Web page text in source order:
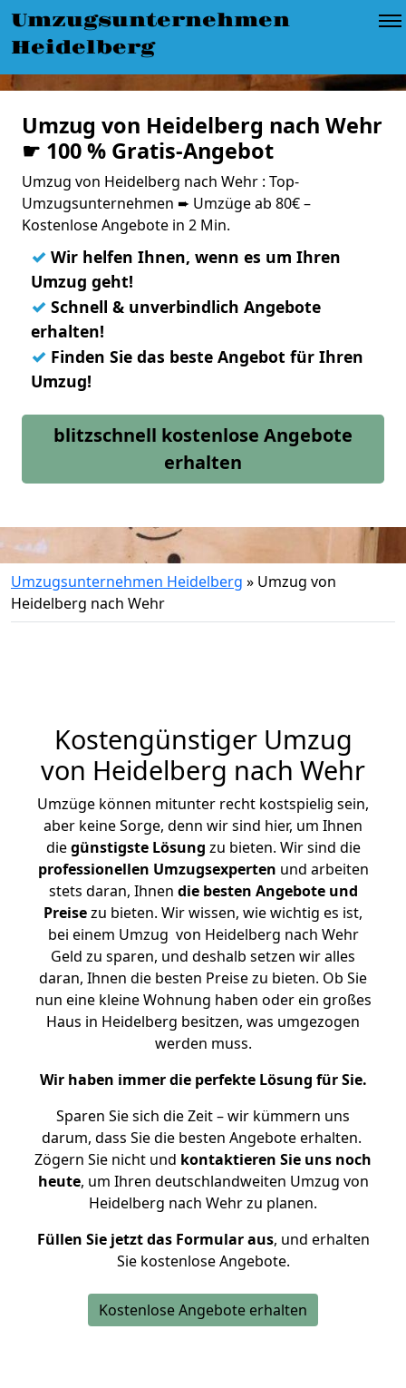
Umzugsunternehmen
Heidelberg
Umzug von Heidelberg nach Wehr
☛ 100 % Gratis-Angebot
Umzug von Heidelberg nach Wehr : Top-
Umzugsunternehmen ➨ Umzüge ab 80€ –
Kostenlose Angebote in 2 Min.
✓ Wir helfen Ihnen, wenn es um Ihren
Umzug geht!
✓ Schnell & unverbindlich Angebote
erhalten!
✓ Finden Sie das beste Angebot für Ihren
Umzug!
blitzschnell kostenlose Angebote
erhalten
Umzugsunternehmen Heidelberg » Umzug von
Heidelberg nach Wehr
Kostengünstiger Umzug
von Heidelberg nach Wehr
Umzüge können mitunter recht kostspielig sein,
aber keine Sorge, denn wir sind hier, um Ihnen
diegünstigste Lösung zu bieten. Wir sind die
professionellen Umzugsexperten und arbeiten
stets daran, Ihnen die besten Angebote und
Preisezu bieten. Wir wissen, wie wichtig es ist,
bei einem Umzug von Heidelberg nach Wehr
Geld zu sparen, und deshalb setzen wir alles
daran, Ihnen die besten Preise zu bieten. Ob Sie
nun eine kleine Wohnung haben oder ein großes
Haus in Heidelberg besitzen, was umgezogen
werden muss.
Wir haben immer die perfekte Lösung für Sie.
Sparen Sie sich die Zeit – wir kümmern uns
darum, dass Sie die besten Angebote erhalten.
Zögern Sie nicht und kontaktieren Sie uns noch
heute, um Ihren deutschlandweiten Umzug von
Heidelberg nach Wehr zu planen.
Füllen Sie jetzt das Formular aus, und erhalten
Sie kostenlose Angebote.
Kostenlose Angebote erhalten